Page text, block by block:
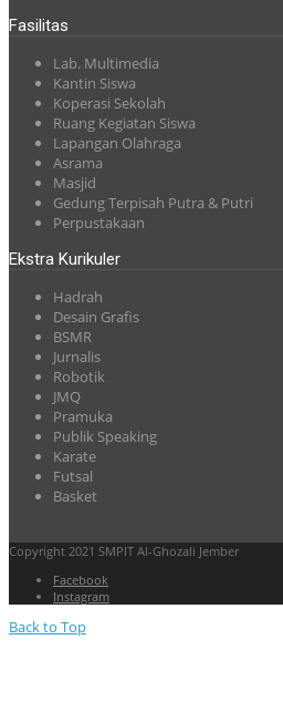
Fasilitas
Lab. Multimedia
Kantin Siswa
Koperasi Sekolah
Ruang Kegiatan Siswa
Lapangan Olahraga
Asrama
Masjid
Gedung Terpisah Putra & Putri
Perpustakaan
Ekstra Kurikuler
Hadrah
Desain Grafis
BSMR
Jurnalis
Robotik
JMQ
Pramuka
Publik Speaking
Karate
Futsal
Basket
Copyright 2021 SMPIT Al-Ghozali Jember
Facebook
Instagram
Back to Top